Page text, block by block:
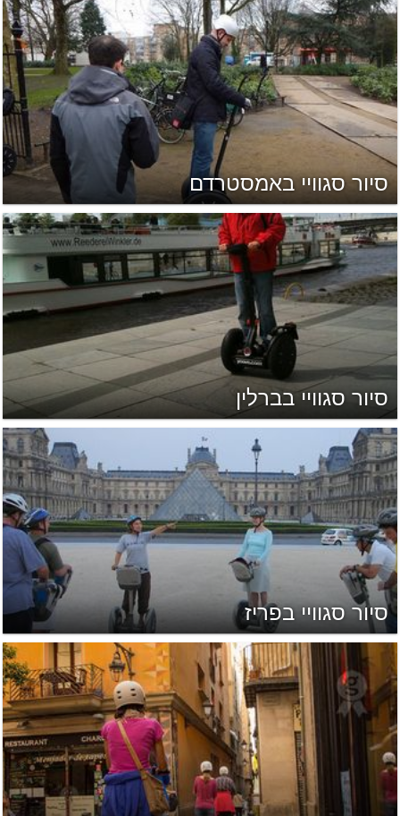
סיור סגוויי באמסטרדם
סיור סגוויי בברלין
סיור סגוויי בפריז